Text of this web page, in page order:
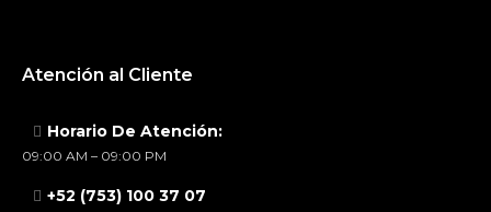
Atención al Cliente
Horario De Atención:
09:00 AM – 09:00 PM
+52 (753) 100 37 07